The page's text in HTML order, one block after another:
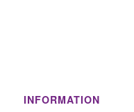
INFORMATION